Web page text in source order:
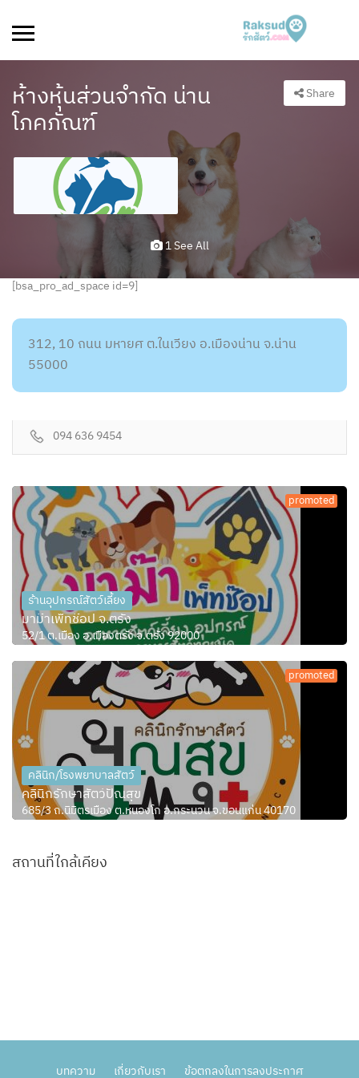
ห้างหุ้นส่วนจำกัด น่าน
โภคภัณฑ์
Share
1 See All
[bsa_pro_ad_space id=9]
312, 10 ถนน มหายศ ต.ในเวียง อ.เมืองน่าน จ.น่าน
55000
094 636 9454
promoted
ร้านอุปกรณ์สัตว์เลี้ยง
มาม๊าเพ็ทช๊อป จ.ตรัง
52/1 ต.เมือง อ.เมืองตรัง จ.ตรัง 92000
promoted
คลินิก/โรงพยาบาลสัตว์
คลินิกรักษาสัตว์ปัณสุข
685/3 ถ.นิมิตรเมือง ต.หนองโก อ.กระนวน จ.ขอนแก่น 40170
สถานที่ใกล้เคียง
บทความ เกี่ยวกับเรา ข้อตกลงในการลงประกาศ